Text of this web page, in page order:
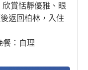
賞恬靜優雅、眼
返回柏林，入住
：自理